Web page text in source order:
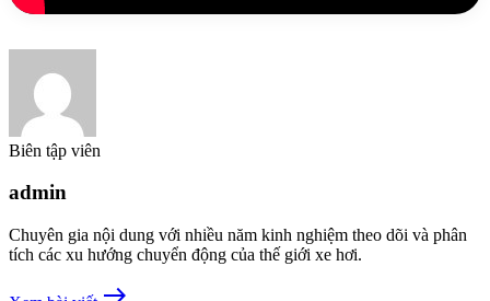
Biên tập viên
admin
Chuyên gia nội dung với nhiều năm kinh nghiệm theo dõi và phân
tích các xu hướng chuyển động của thế giới xe hơi.